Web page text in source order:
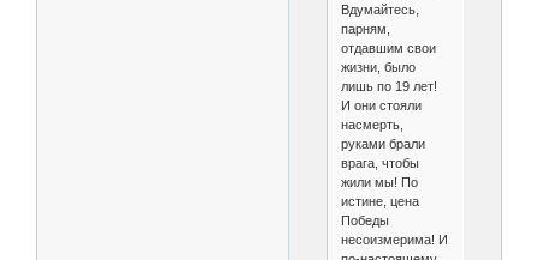
Вдумайтесь,
парням,
отдавшим свои
жизни, было
лишь по 19 лет!
И они стояли
насмерть,
руками брали
врага, чтобы
жили мы! По
истине, цена
Победы
несоизмерима! И